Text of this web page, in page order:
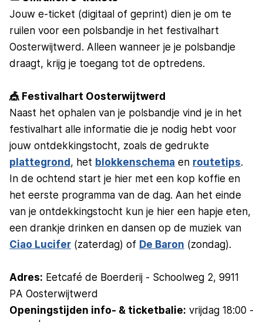
Jouw e-ticket (digitaal of geprint) dien je om te
ruilen voor een polsbandje in het festivalhart
Oosterwijtwerd. Alleen wanneer je je polsbandje
draagt, krijg je toegang tot de optredens.
🎪 Festivalhart Oosterwijtwerd
Naast het ophalen van je polsbandje vind je in het
festivalhart alle informatie die je nodig hebt voor
jouw ontdekkingstocht, zoals de gedrukte
plattegrond, het blokkenschema en routetips.
In de ochtend start je hier met een kop koffie en
het eerste programma van de dag. Aan het einde
van je ontdekkingstocht kun je hier een hapje eten,
een drankje drinken en dansen op de muziek van
Ciao Lucifer (zaterdag) of De Baron (zondag).
Adres: Eetcafé de Boerderij - Schoolweg 2, 9911
PA Oosterwijtwerd
Openingstijden info- & ticketbalie: vrijdag 18:00 -